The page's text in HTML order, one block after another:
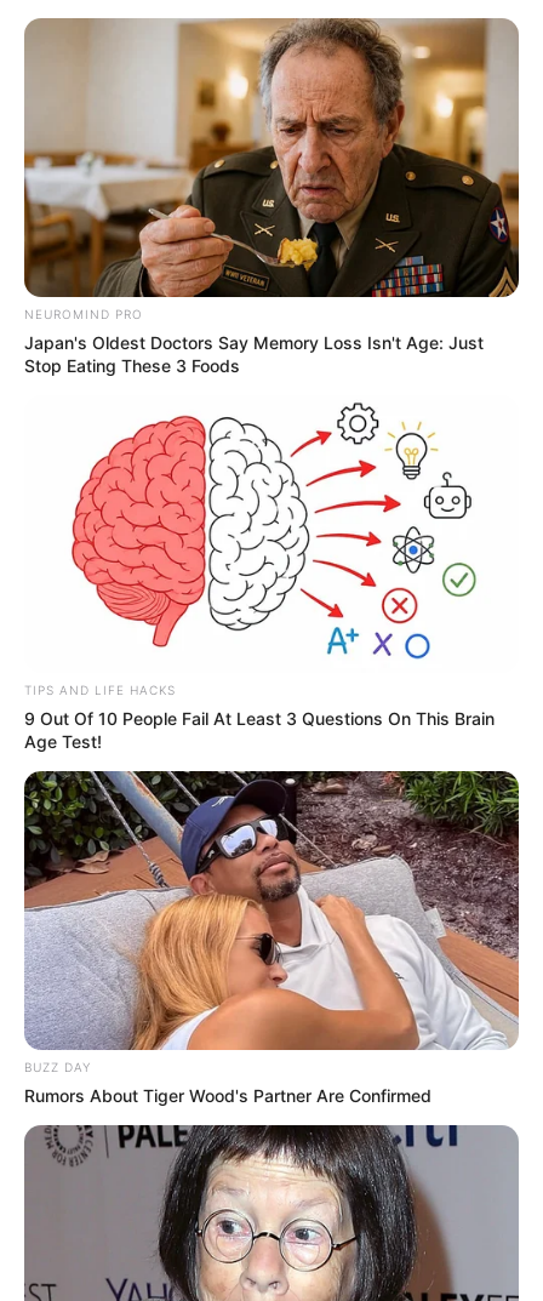
NEUROMIND PRO
Japan's Oldest Doctors Say Memory Loss Isn't Age: Just
Stop Eating These 3 Foods
TIPS AND LIFE HACKS
9 Out Of 10 People Fail At Least 3 Questions On This Brain
Age Test!
BUZZ DAY
Rumors About Tiger Wood's Partner Are Confirmed